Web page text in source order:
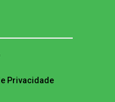
Privacidade